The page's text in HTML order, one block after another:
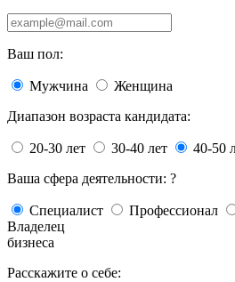
Ваш пол:
Мужчина
Женщина
Диапазон возраста кандидата:
20-30 лет 30-40 лет 40-50
Ваша сфера деятельности: ?
Специалист Профессионал
Владелец
бизнеса
Расскажите о себе: